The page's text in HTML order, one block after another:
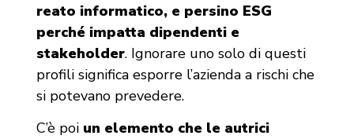
reato informatico, e persino ESG
perché impatta dipendenti e
stakeholder. Ignorare uno solo di questi
profili significa esporre l’azienda a rischi che
si potevano prevedere.
C’è poi un elemento che le autrici